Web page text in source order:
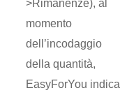
>Rimanenze), al
momento
dell’incodaggio
della quantità,
EasyForYou indica